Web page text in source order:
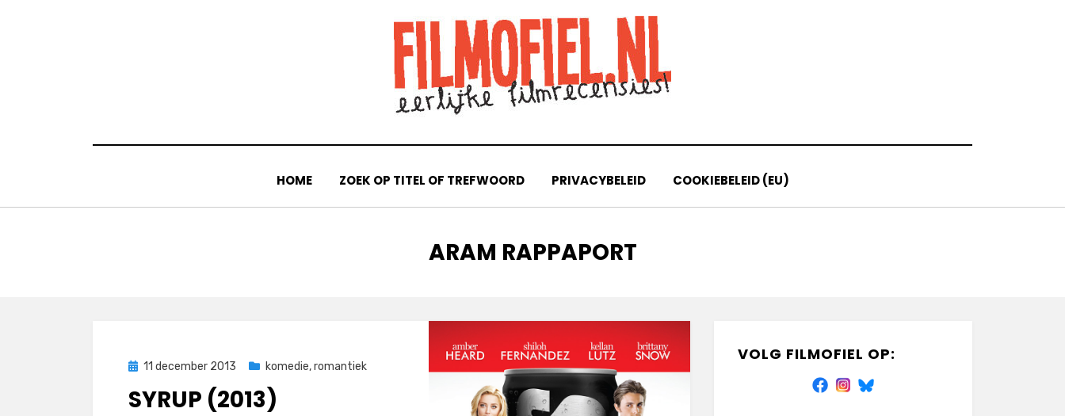
HOME ZOEK OP TITEL OF TREFWOORD PRIVACYBELEID COOKIEBELEID (EU)
TAG
:
ARAM RAPPAPORT
Geplaatst
11 december 2013 komedie,romantiek
SYRUP (2013)
VOLG FILMOFIEL OP: